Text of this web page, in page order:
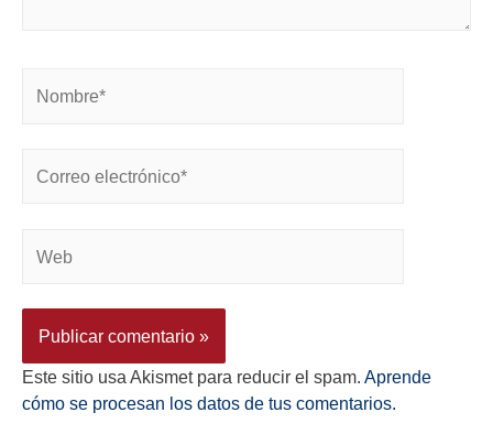
Este sitio usa Akismet para reducir el spam. Aprende
cómo se procesan los datos de tus comentarios.